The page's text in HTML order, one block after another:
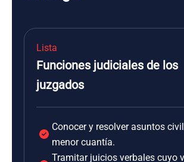
Lista
Funciones judiciales de los
juzgados
Conocer y resolver asuntos
menor cuantía.
Tramitar juicios verbales cuyo